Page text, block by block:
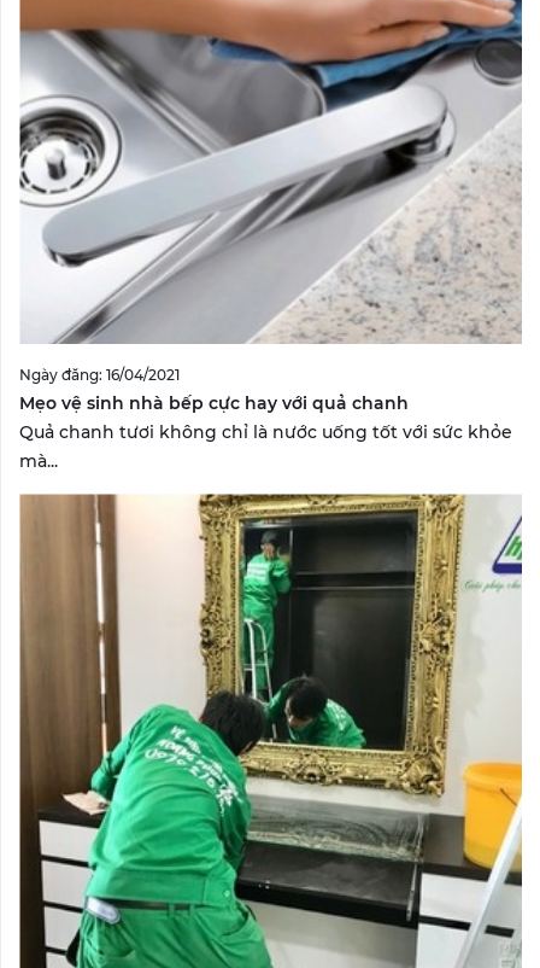
Ngày đăng: 16/04/2021
Mẹo vệ sinh nhà bếp cực hay với quả chanh
Quả chanh tươi không chỉ là nước uống tốt với sức khỏe
mà...